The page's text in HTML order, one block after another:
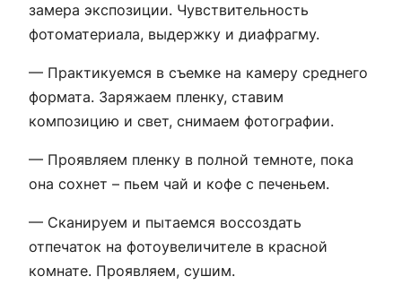
замера экспозиции. Чувствительность
фотоматериала, выдержку и диафрагму.
— Практикуемся в съемке на камеру среднего
формата. Заряжаем пленку, ставим
композицию и свет, снимаем фотографии.
— Проявляем пленку в полной темноте, пока
она сохнет – пьем чай и кофе с печеньем.
— Сканируем и пытаемся воссоздать
отпечаток на фотоувеличителе в красной
комнате. Проявляем, сушим.